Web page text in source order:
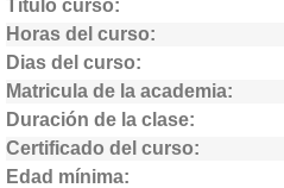
Título curso
Horas del curso
Dias del curso
Matricula de la academia
Duración de la clase
Certificado del curso
Edad mínima